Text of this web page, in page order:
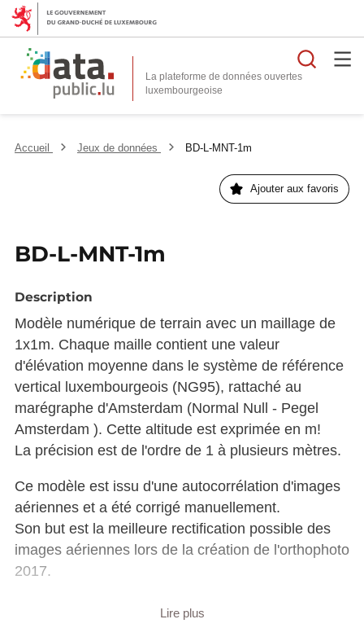
La plateforme de données ouvertes
Accueil Jeux de données BD-L-MNT-1m
Ajouter aux favoris
BD-L-MNT-1m
Description
Modèle numérique de terrain avec un maillage de
1x1m. Chaque maille contient une valeur
d'élévation moyenne dans le système de référence
vertical luxembourgeois (NG95), rattaché au
marégraphe d'Amsterdam (Normal Null - Pegel
Amsterdam ). Cette altitude est exprimée en m!
La précision est de l'ordre de 1 à plusieurs mètres.
Ce modèle est issu d'une autocorrélation d'images
aériennes et a été corrigé manuellement.
Son but est la meilleure rectification possible des
images aériennes lors de la création de l'orthophoto
2017.
C'est un jeu de données "technique" qui n'a pas
Lire plus